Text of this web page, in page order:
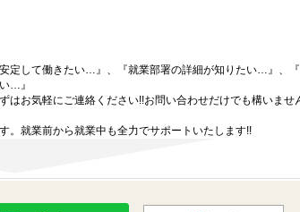
定して働きたい…』、『就業部署の詳細が知りたい…』、
…』
お気軽にご連絡ください!!お問い合わせだけでも構いませ
。就業前から就業中も全力でサポートいたします!!